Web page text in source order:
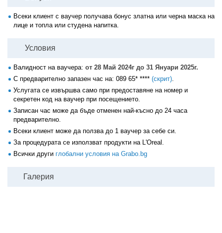
Всеки клиент с ваучер получава бонус златна или черна маска на
лице и топла или студена напитка.
Условия
Валидност на ваучера: от 28 Май 2024г до 31 Януари 2025г.
С предварително запазен час на: 089 65* **** (скрит).
Услугата се извършва само при предоставяне на номер и
секретен код на ваучер при посещението.
Записан час може да бъде отменен най-късно до 24 часа
предварително.
Всеки клиент може да ползва до 1 ваучер за себе си.
За процедурата се използват продукти на L'Oreal.
Всички други глобални условия на Grabo.bg
Галерия